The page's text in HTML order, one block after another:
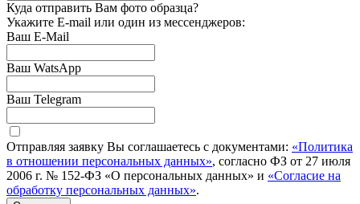
Куда отправить Вам фото образца?
Укажите E-mail или один из мессенджеров:
Ваш E-Mail
Ваш WatsApp
Ваш Telegram
Отправляя заявку Вы соглашаетесь с документами: «Политика
в отношении персональных данных», согласно ФЗ от 27 июля
2006 г. № 152-ФЗ «О персональных данных» и «Согласие на
обработку персональных данных».